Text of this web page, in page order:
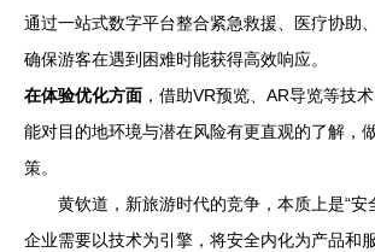
通过一站式数字平台整合紧急救援、医疗协助
确保游客在遇到困难时能获得高效响应。
在体验优化方面 ，借助VR预览、AR导览等技
能对目的地环境与潜在风险有更直观的了解，
策。
黄钦道，新旅游时代的竞争，本质上是“安
企业需要以技术为引擎，将安全内化为产品和